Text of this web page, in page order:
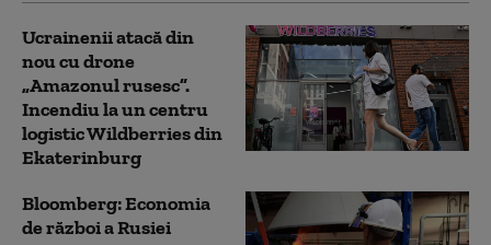
Ucrainenii atacă din
nou cu drone
„Amazonul rusesc”.
Incendiu la un centru
logistic Wildberries din
Ekaterinburg
Bloomberg: Economia
de război a Rusiei